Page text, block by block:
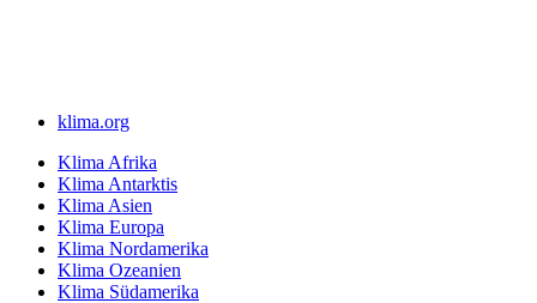
klima.org
Klima Afrika
Klima Antarktis
Klima Asien
Klima Europa
Klima Nordamerika
Klima Ozeanien
Klima Südamerika